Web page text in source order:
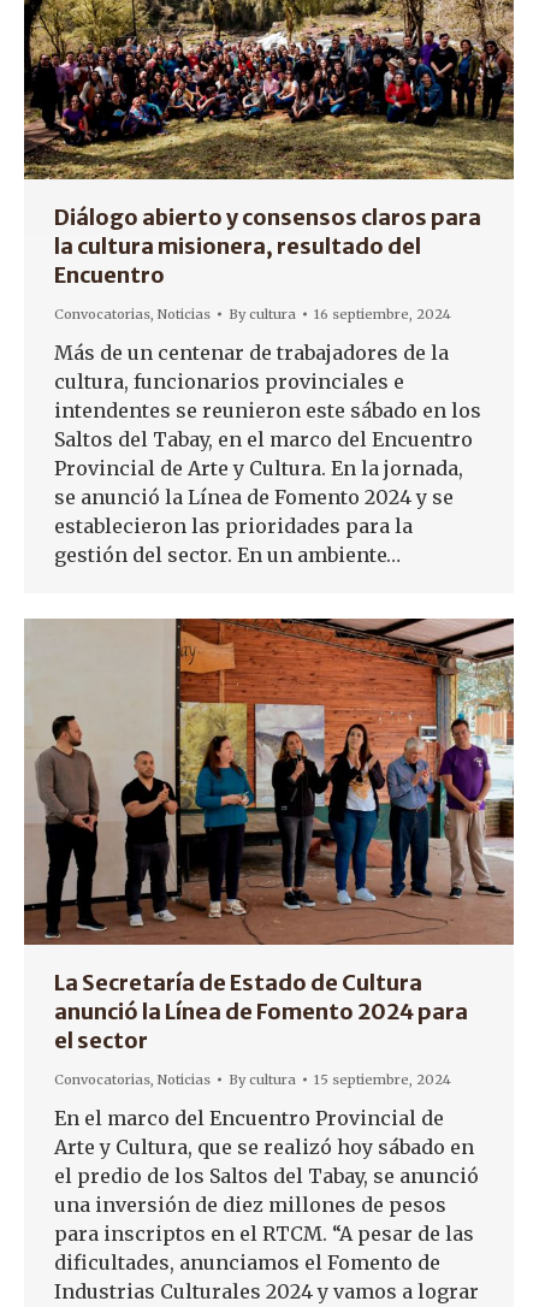
Diálogo abierto y consensos claros para
la cultura misionera, resultado del
Encuentro
Convocatorias, Noticias Bycultura 16 septiembre, 2024
Más de un centenar de trabajadores de la
cultura, funcionarios provinciales e
intendentes se reunieron este sábado en los
Saltos del Tabay, en el marco del Encuentro
Provincial de Arte y Cultura. En la jornada,
se anunció la Línea de Fomento 2024 y se
establecieron las prioridades para la
gestión del sector. En un ambiente…
La Secretaría de Estado de Cultura
anunció la Línea de Fomento 2024 para
el sector
Convocatorias, Noticias Bycultura 15 septiembre, 2024
En el marco del Encuentro Provincial de
Arte y Cultura, que se realizó hoy sábado en
el predio de los Saltos del Tabay, se anunció
una inversión de diez millones de pesos
para inscriptos en el RTCM. “A pesar de las
dificultades, anunciamos el Fomento de
Industrias Culturales 2024 y vamos a lograr